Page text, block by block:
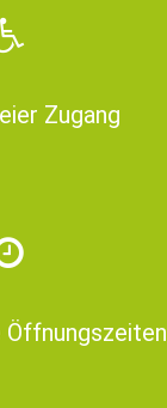
Zugang
Öffnungszeiten